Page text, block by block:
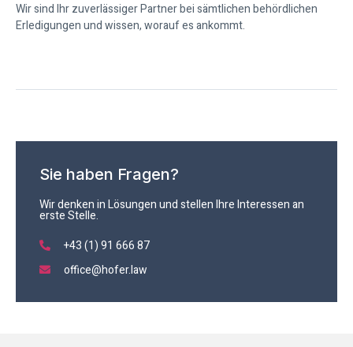
Wir sind Ihr zuverlässiger Partner bei sämtlichen behördlichen
Erledigungen und wissen, worauf es ankommt.
Sie haben Fragen?
Wir denken in Lösungen und stellen Ihre Interessen an
erste Stelle.
+43 (1) 91 666 87
office@hofer.law